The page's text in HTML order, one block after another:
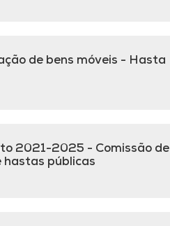
de bens móveis - Hasta
2021-2025 - Comissão de
hastas públicas